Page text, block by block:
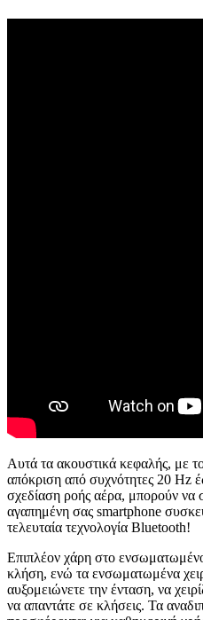
Αυτά τα ακουστικά κεφαλής, με
απόκριση από συχνότητες 20 Hz
σχεδίαση ροής αέρα, μπορούν να
αγαπημένη σας smartphone
τελευταία τεχνολογία Bluetooth!
Επιπλέον χάρη στο
κλήση, ενώ τα ενσωματωμένα
αυξομειώνετε την ένταση, να
να απαντάτε σε κλήσεις. Τα